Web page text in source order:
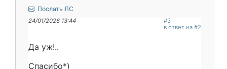
Послать ЛС
24/01/2026 13:44
#3
в ответ на #2
Да уж!..
Спасибо*)